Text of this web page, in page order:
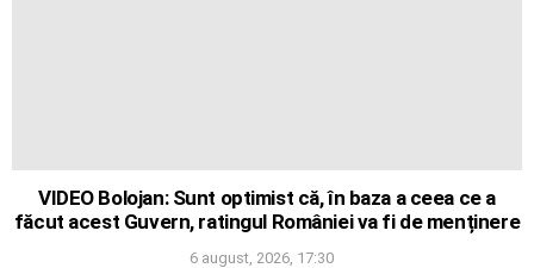
VIDEO Bolojan: Sunt optimist că, în baza a ceea ce a
făcut acest Guvern, ratingul României va fi de menținere
6 august, 2026, 17:30